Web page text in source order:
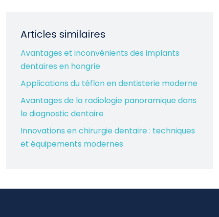
Articles similaires
Avantages et inconvénients des implants
dentaires en hongrie
Applications du téflon en dentisterie moderne
Avantages de la radiologie panoramique dans
le diagnostic dentaire
Innovations en chirurgie dentaire : techniques
et équipements modernes